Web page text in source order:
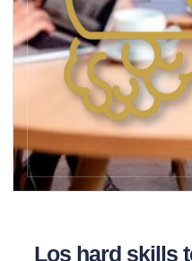
Los hard skills